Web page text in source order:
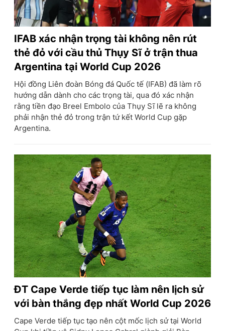
IFAB xác nhận trọng tài không nên rút
thẻ đỏ với cầu thủ Thụy Sĩ ở trận thua
Argentina tại World Cup 2026
Hội đồng Liên đoàn Bóng đá Quốc tế (IFAB) đã làm rõ
hướng dẫn dành cho các trọng tài, qua đó xác nhận
rằng tiền đạo Breel Embolo của Thụy Sĩ lẽ ra không
phải nhận thẻ đỏ trong trận tứ kết World Cup gặp
Argentina.
ĐT Cape Verde tiếp tục làm nên lịch sử
với bàn thắng đẹp nhất World Cup 2026
Cape Verde tiếp tục tạo nên cột mốc lịch sử tại World